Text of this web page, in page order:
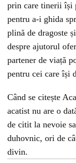
prin care tinerii își
pentru a-i ghida
plină de dragoste
despre ajutorul
partener de viață
pentru cei care își
Când se citește
acatist nu are o
de citit la nevoie
duhovnic, ori de
divin.